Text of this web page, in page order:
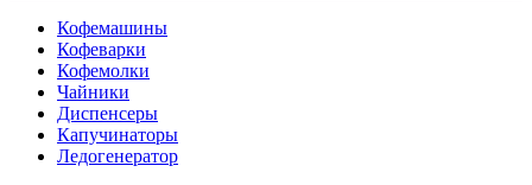
Кофемашины
Кофеварки
Кофемолки
Чайники
Диспенсеры
Капучинаторы
Ледогенератор